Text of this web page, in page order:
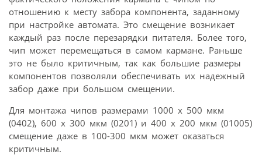
отношению к месту забора компонента, заданному
при настройке автомата. Это смещение возникает
каждый раз после перезарядки питателя. Более того,
чип может перемещаться в самом кармане. Раньше
это не было критичным, так как большие размеры
компонентов позволяли обеспечивать их надежный
забор даже при большом смещении.
Для монтажа чипов размерами 1000 х 500 мкм
(0402), 600 х 300 мкм (0201) и 400 х 200 мкм (01005)
смещение даже в 100-300 мкм может оказаться
критичным.